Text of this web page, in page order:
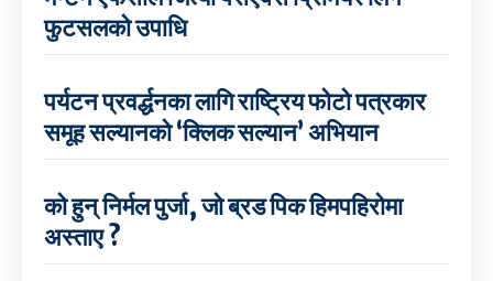
फुटसलको उपाधि
पर्यटन प्रवर्द्धनका लागि राष्ट्रिय फोटो पत्रकार
समूह सल्यानको ‘क्लिक सल्यान’ अभियान
को हुन् निर्मल पुर्जा, जो ब्रड पिक हिमपहिरोमा
अस्ताए ?